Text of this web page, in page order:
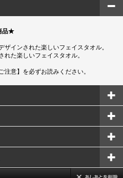
品★
インされた楽しいフェイスタオル。
た楽しいフェイスタオル。
意】を必ずお読みください。